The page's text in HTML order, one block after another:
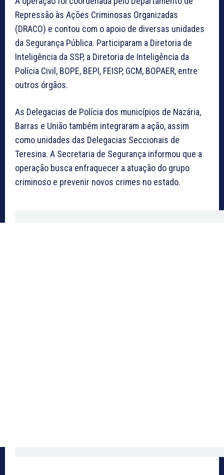
Repressão às Ações Criminosas Organizadas
(DRACO) e contou com o apoio de diversas unidades
da Segurança Pública. Participaram a Diretoria de
Inteligência da SSP, a Diretoria de Inteligência da
Polícia Civil, BOPE, BEPI, FEISP, GCM, BOPAER, entre
outros órgãos.
As Delegacias de Polícia dos municípios de Nazária,
Barras e União também integraram a ação, assim
como unidades das Delegacias Seccionais de
Teresina. A Secretaria de Segurança informou que a
operação busca enfraquecer a atuação do grupo
criminoso e prevenir novos crimes no estado.